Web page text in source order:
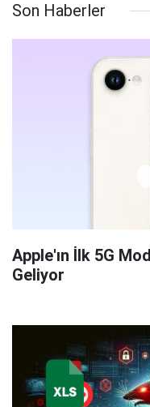
Son Haberler
Apple'ın İlk 5G
Geliyor